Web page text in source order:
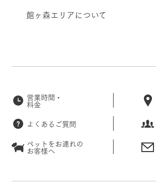
館ヶ森エリアについて
営業時間・
料金
よくあるご質問
ペットをお連れの
お客様へ